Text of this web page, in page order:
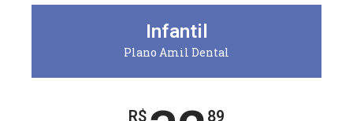
Infantil
Plano Amil Dental
R$ 89